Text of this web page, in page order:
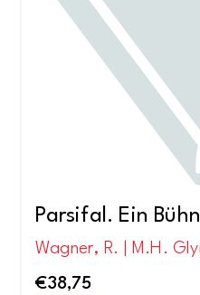
Parsifal. Ein
Wagner, R. | M.H.
€38,75